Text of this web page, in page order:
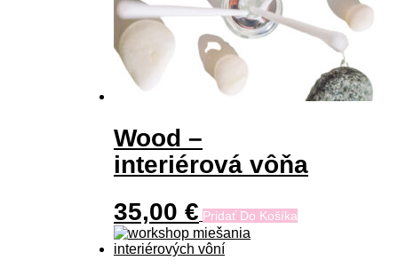
Wood –
interiérová vôňa
35,00 € Pridať Do Košíka